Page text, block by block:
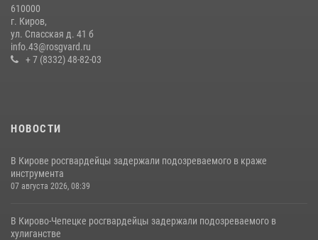
В Кирове и Кирово-Чепецке росгвардейцы задержали
подозреваемых в хулиганстве
19 июля 2026, 07:00
610000
г. Киров,
ул. Спасская д. 41 б
info.43@rosgvard.ru
+ 7 (8332) 48-82-03
НОВОСТИ
В Кирове росгвардейцы задержали подозреваемого в краже
инструмента
07 августа 2026, 08:39
В Кирово-Чепецке росгвардейцы задержали подозреваемого в
хулиганстве